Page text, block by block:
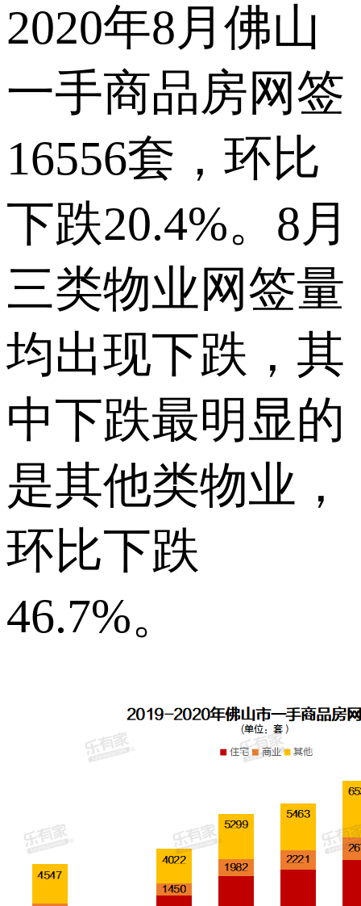
2020年8月佛山
一手商品房网签
16556套，环比
下跌20.4%。8月
三类物业网签量
均出现下跌，其
中下跌最明显的
是其他类物业，
环比下跌
46.7%。